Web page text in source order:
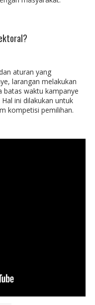
aturan yang
larangan melakukan
batas waktu kampanye
ini dilakukan untuk
kompetisi pemilihan.